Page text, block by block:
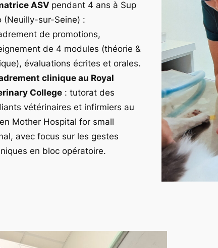
ASV pendant 4 ans à Sup
(Neuilly-sur-Seine) :
de promotions,
de 4 modules (théorie &
évaluations écrites et orales.
clinique au Royal
College : tutorat des
vétérinaires et infirmiers au
Mother Hospital for small
avec focus sur les gestes
en bloc opératoire.